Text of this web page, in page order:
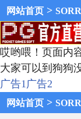
网站首页 >
哎哟喂！页面内
大家可以到狗狗
广告1广告2
网站首页 >